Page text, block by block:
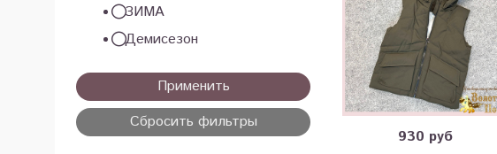
930 руб
ЗИМА
Демисезон
Применить
Сбросить фильтры